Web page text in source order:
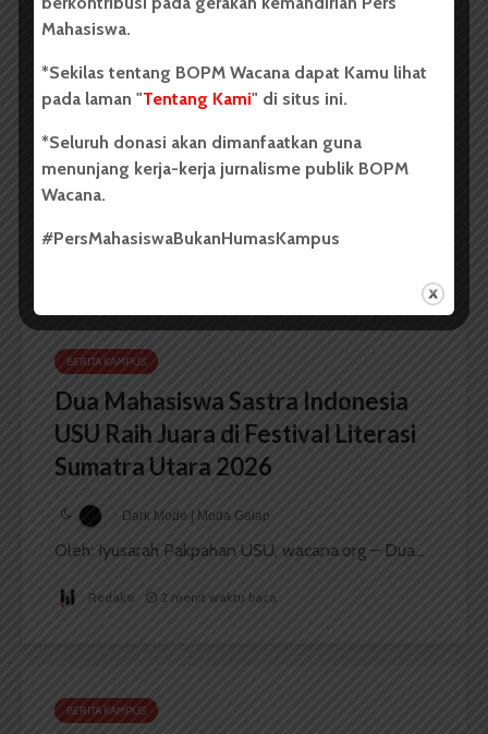
BERITA KAMPUS
Mahasiswa 2026, Dorong Inovasi
Penelitian dalam Sektor
Perkebunan
...
Redaksi 2 menit waktu baca
BERITA KAMPUS
Dua Mahasiswa Sastra Indonesia
USU Raih Juara di Festival Literasi
Sumatra Utara 2026
Dark Mode | Moda Gelap
Oleh: Iyusarah Pakpahan USU, wacana.org – Dua...
Redaksi 2 menit waktu baca
BERITA KAMPUS
Mahasiswa.
*Sekilas tentang BOPM Wacana dapat Kamu lihat
pada laman "Tentang Kami" di situs ini.
*Seluruh donasi akan dimanfaatkan guna
menunjang kerja-kerja jurnalisme publik BOPM
Wacana.
#PersMahasiswaBukanHumasKampus